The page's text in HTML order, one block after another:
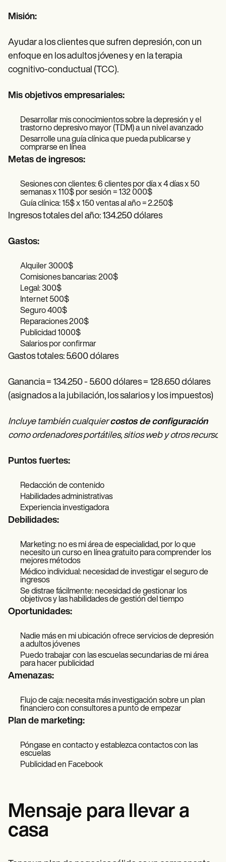
Misión:
Ayudar a los clientes que sufren depresión, con un
enfoque en los adultos jóvenes y en la terapia
cognitivo-conductual (TCC).
Mis objetivos empresariales:
Desarrollar mis conocimientos sobre la depresión y el
trastorno depresivo mayor (TDM) a un nivel avanzado
Desarrolle una guía clínica que pueda publicarse y
comprarse en línea
Metas de ingresos:
Sesiones con clientes: 6 clientes por día x 4 días x 50
semanas x 110$ por sesión = 132 000$
Guía clínica: 15$ x 150 ventas al año = 2.250$
Ingresos totales del año: 134.250 dólares
Gastos:
Alquiler 3000$
Comisiones bancarias: 200$
Legal: 300$
Internet 500$
Seguro 400$
Reparaciones 200$
Publicidad 1000$
Salarios por confirmar
Gastos totales: 5.600 dólares
Ganancia = 134.250 - 5.600 dólares = 128.650 dólares
(asignados a la jubilación, los salarios y los impuestos)
Incluye también cualquiercostos de configuración
como ordenadores portátiles, sitios web y otros recursos
Puntos fuertes:
Redacción de contenido
Habilidades administrativas
Experiencia investigadora
Debilidades:
Marketing: no es mi área de especialidad, por lo que
necesito un curso en línea gratuito para comprender los
mejores métodos
Médico individual: necesidad de investigar el seguro de
ingresos
Se distrae fácilmente: necesidad de gestionar los
objetivos y las habilidades de gestión del tiempo
Oportunidades:
Nadie más en mi ubicación ofrece servicios de depresión
a adultos jóvenes
Puedo trabajar con las escuelas secundarias de mi área
para hacer publicidad
Amenazas:
Flujo de caja: necesita más investigación sobre un plan
financiero con consultores a punto de empezar
Plan de marketing:
Póngase en contacto y establezca contactos con las
escuelas
Publicidad en Facebook
Mensaje para llevar a
casa